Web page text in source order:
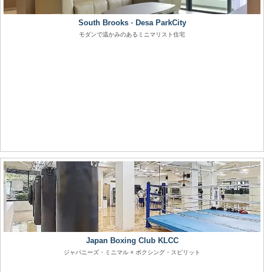
South Brooks · Desa ParkCity
モダンで温かみのあるミニマリスト住宅
Japan Boxing Club KLCC
ジャパニーズ・ミニマル × ボクシング・スピリット